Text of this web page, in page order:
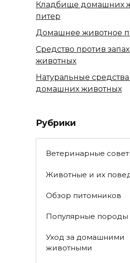
Кладбище домашних
питер
Домашнее животное
Средство против
животных
Натуральные
домашних животных
Рубрики
Ветеринарные
Животные и их
Обзор питомников
Популярные породы
Уход за домашними
животными